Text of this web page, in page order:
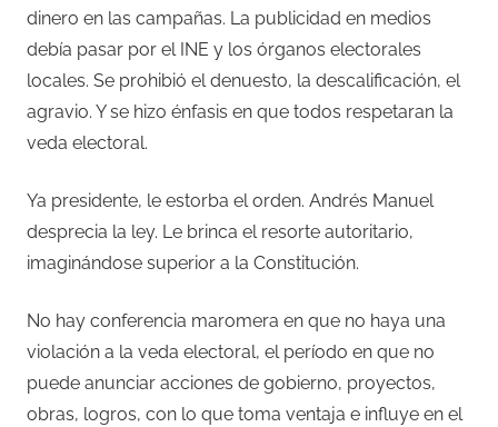
dinero en las campañas. La publicidad en medios
debía pasar por el INE y los órganos electorales
locales. Se prohibió el denuesto, la descalificación, el
agravio. Y se hizo énfasis en que todos respetaran la
veda electoral.
Ya presidente, le estorba el orden. Andrés Manuel
desprecia la ley. Le brinca el resorte autoritario,
imaginándose superior a la Constitución.
No hay conferencia maromera en que no haya una
violación a la veda electoral, el período en que no
puede anunciar acciones de gobierno, proyectos,
obras, logros, con lo que toma ventaja e influye en el